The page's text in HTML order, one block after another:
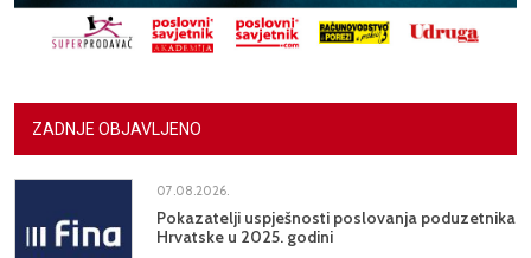
ZADNJE OBJAVLJENO
07.08.2026.
Pokazatelji uspješnosti poslovanja poduzetnika
Hrvatske u 2025. godini